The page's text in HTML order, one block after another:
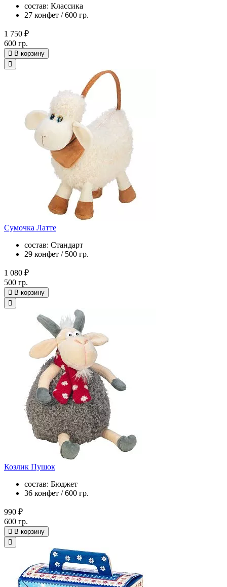
состав: Классика
27 конфет / 600 гр.
1 750 ₽
600 гр.
В корзину
Сумочка Латте
состав: Стандарт
29 конфет / 500 гр.
1 080 ₽
500 гр.
В корзину
Козлик Пушок
состав: Бюджет
36 конфет / 600 гр.
990 ₽
600 гр.
В корзину